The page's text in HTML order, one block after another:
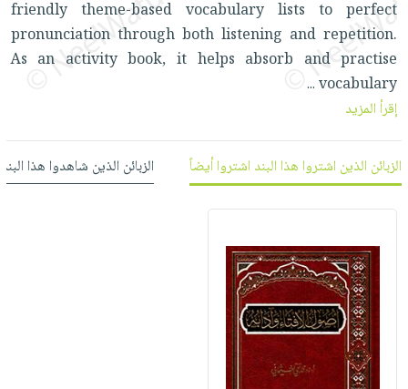
العناية
بالأسنان
الحمية
والتغذية
أدوات
المائدة
الأوعية
والتخزين
المطبخ
الأكثر
مبيعاً
العودة
للمدارس
اكسسوارات
كتب
اكسسوارات
ملابس
مطرزات
حقائب
حلي
عناية
شحن
مجاني
بنود
مختارة
اشتراكات
كل
الاشتراكات
iKitab
حدود
متقدم
وفرات
عن
الشركة
سياسة
حسابك
لائحة
friendly theme-based vocabulary lists to perfect
pronunciation through both listening and repetition.
As an activity book, it helps absorb and practise
vocabulary
...
إقرأ المزيد
الزبائن الذين اشتروا هذا البند اشتروا أيضاً الزبائن الذين شاهدوا هذا